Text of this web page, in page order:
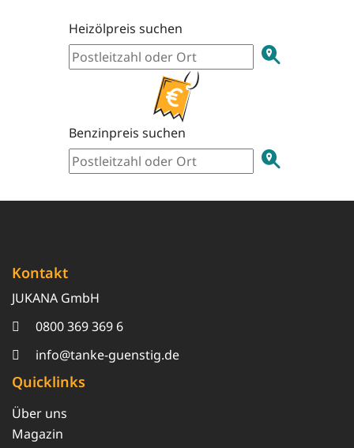
Heizölpreis suchen
Benzinpreis suchen
Kontakt
JUKANA GmbH
0800 369 369 6
info@tanke-guenstig.de
Quicklinks
Über uns
Magazin